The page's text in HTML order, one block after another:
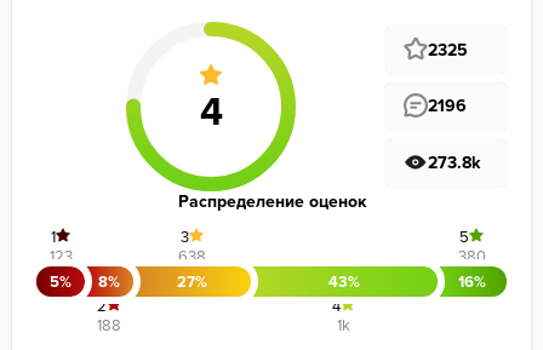
2325
2196
273.8k
Распределение оценок
5%
1
123
8%
2
188
27%
3
638
43%
4
1k
16%
5
380